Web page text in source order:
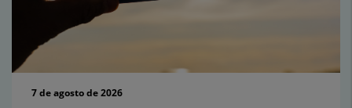
7 de agosto de 2026